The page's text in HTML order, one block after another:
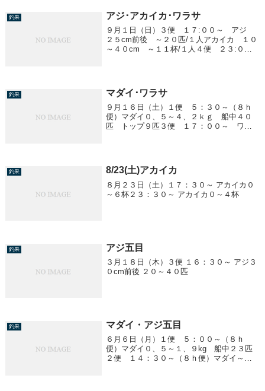
釣果 アジ･アカイカ･ワラサ
９月１日（日）３便 １７:００～ アジ
２５cm前後 ～２０匹/１人アカイカ １０
～４０cm ～１１杯/１人４便 ２３:００
釣果 マダイ･ワラサ
９月１６日（土）１便 ５：３０～（８ｈ
便）マダイ０、５～４、２ｋｇ 船中４０
匹 トップ９匹３便 １７：００～ ワラ
釣果 8/23(土)アカイカ
８月２３日（土）１７：３０～ アカイカ０
～６杯２３：３０～ アカイカ０～４杯
釣果 アジ五目
３月１８日（木）３便 １６：３０～ アジ３
０cm前後 ２０～４０匹
釣果 マダイ・アジ五目
６月６日（月）１便 ５：００～（８ｈ
便）マダイ０、５～１、９kg 船中２３匹
２便 １４：３０～（８ｈ便）マダイ～ア